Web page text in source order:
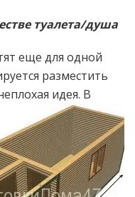
туалета/душа
еще для одной
разместить
идея. В